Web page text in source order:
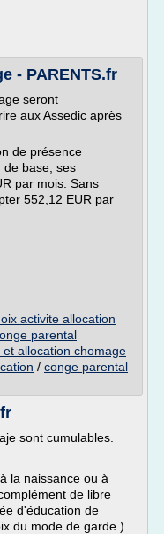
- PARENTS.fr
seront
aux Assedic après
de présence
de base, ses
par mois. Sans
552,12 EUR par
activite allocation
parental
allocation chomage
/ conge parental
sont cumulables.
la naissance ou à
de libre
d'éducation de
du mode de garde )